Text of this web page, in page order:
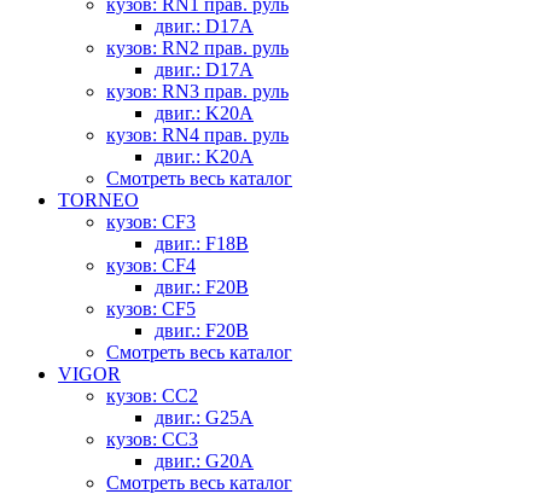
кузов: RN1 прав. руль
двиг.: D17A
кузов: RN2 прав. руль
двиг.: D17A
кузов: RN3 прав. руль
двиг.: K20A
кузов: RN4 прав. руль
двиг.: K20A
Смотреть весь каталог
TORNEO
кузов: CF3
двиг.: F18B
кузов: CF4
двиг.: F20B
кузов: CF5
двиг.: F20B
Смотреть весь каталог
VIGOR
кузов: CC2
двиг.: G25A
кузов: CC3
двиг.: G20A
Смотреть весь каталог